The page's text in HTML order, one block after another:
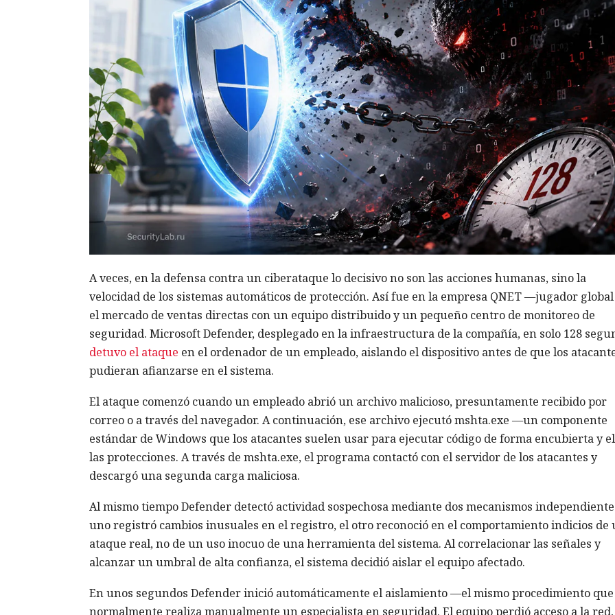
A veces, en la defensa contra un ciberataque lo decisivo no son las acciones humanas, sino la
velocidad de los sistemas automáticos de protección. Así fue en la empresa QNET —jugador
el mercado de ventas directas con un equipo distribuido y un pequeño centro de monitoreo de
seguridad. Microsoft Defender, desplegado en la infraestructura de la compañía, en solo 128
detuvo el ataque en el ordenador de un empleado, aislando el dispositivo antes de que los
pudieran afianzarse en el sistema.
El ataque comenzó cuando un empleado abrió un archivo malicioso, presuntamente recibido por
correo o a través del navegador. A continuación, ese archivo ejecutó mshta.exe —un componente
estándar de Windows que los atacantes suelen usar para ejecutar código de forma encubierta y
las protecciones. A través de mshta.exe, el programa contactó con el servidor de los atacantes y
descargó una segunda carga maliciosa.
Al mismo tiempo Defender detectó actividad sospechosa mediante dos mecanismos
uno registró cambios inusuales en el registro, el otro reconoció en el comportamiento indicios de
ataque real, no de un uso inocuo de una herramienta del sistema. Al correlacionar las señales y
alcanzar un umbral de alta confianza, el sistema decidió aislar el equipo afectado.
En unos segundos Defender inició automáticamente el aislamiento —el mismo procedimiento que
normalmente realiza manualmente un especialista en seguridad. El equipo perdió acceso a la red,